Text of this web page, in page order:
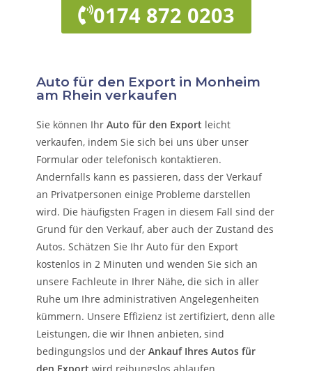
0174 872 0203
Auto für den Export in Monheim
am Rhein verkaufen
Sie können IhrAuto für den Export leicht
verkaufen, indem Sie sich bei uns über unser
Formular oder telefonisch kontaktieren.
Andernfalls kann es passieren, dass der Verkauf
an Privatpersonen einige Probleme darstellen
wird. Die häufigsten Fragen in diesem Fall sind der
Grund für den Verkauf, aber auch der Zustand des
Autos. Schätzen Sie Ihr Auto für den Export
kostenlos in 2 Minuten und wenden Sie sich an
unsere Fachleute in Ihrer Nähe, die sich in aller
Ruhe um Ihre administrativen Angelegenheiten
kümmern. Unsere Effizienz ist zertifiziert, denn alle
Leistungen, die wir Ihnen anbieten, sind
bedingungslos und derAnkauf Ihres Autos für
den Export wird reibungslos ablaufen,